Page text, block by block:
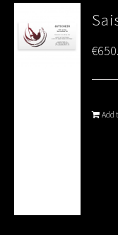
€
Add